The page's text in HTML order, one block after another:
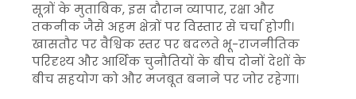
सूत्रों के मुताबिक, इस दौरान व्यापार, रक्षा और
तकनीक जैसे अहम क्षेत्रों पर विस्तार से चर्चा होगी।
खासतौर पर वैश्विक स्तर पर बदलते भू-राजनीतिक
परिदृश्य और आर्थिक चुनौतियों के बीच दोनों देशों के
बीच सहयोग को और मजबूत बनाने पर जोर रहेगा।